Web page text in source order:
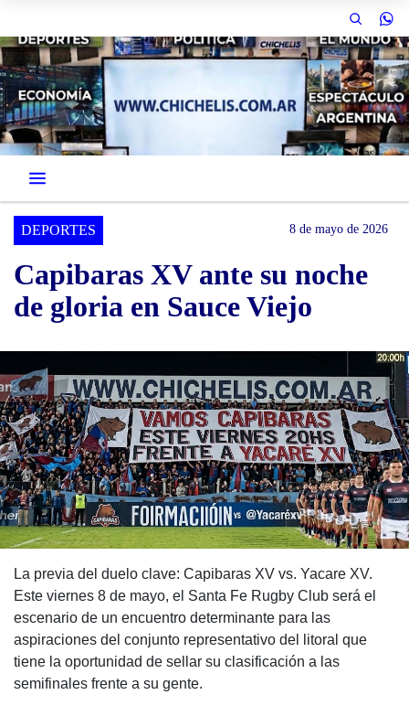
DEPORTES 8 de mayo de 2026
Capibaras XV ante su noche
de gloria en Sauce Viejo
La previa del duelo clave: Capibaras XV vs. Yacare XV.
Este viernes 8 de mayo, el Santa Fe Rugby Club será el
escenario de un encuentro determinante para las
aspiraciones del conjunto representativo del litoral que
tiene la oportunidad de sellar su clasificación a las
semifinales frente a su gente.